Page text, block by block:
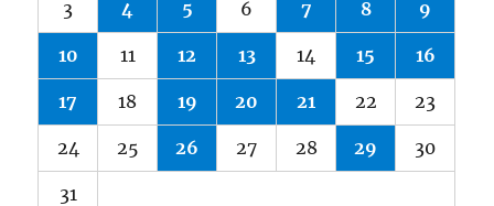
3 4 5 6 7 8 9
10 11 12 13 14 15 16
17 18 19 20 21 22 23
24 25 26 27 28 29 30
31